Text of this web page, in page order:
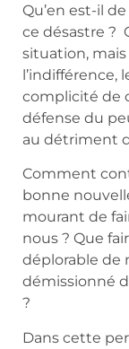
Qu’en est-il
ce désastre ?
situation,
l’indifférence,
complicité de
défense du
au détriment
Comment
bonne
mourant de
nous ? Que
déplorable de
démissionné
Dans cette